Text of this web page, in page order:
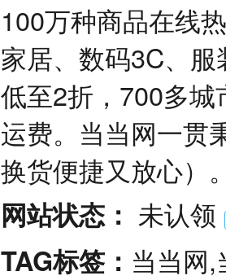
100万种商品在线
家居、数码3C、
低至2折，700多
运费。当当网一贯
换货便捷又放心）
网站状态： 未认领
TAG标签： 当当网